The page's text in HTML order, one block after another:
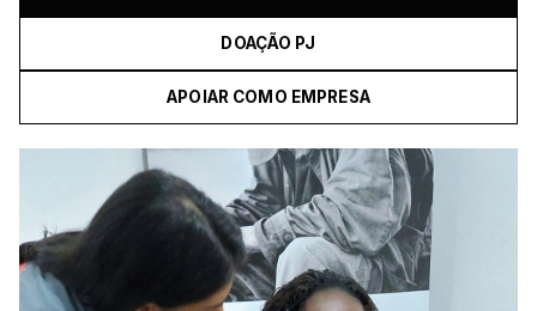
DOAÇÃO PJ
APOIAR COMO EMPRESA